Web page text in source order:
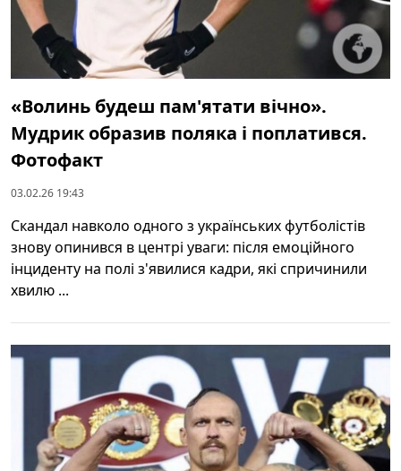
«Волинь будеш пам'ятати вічно».
Мудрик образив поляка і поплатився.
Фотофакт
03.02.26 19:43
Скандал навколо одного з українських футболістів
знову опинився в центрі уваги: після емоційного
інциденту на полі з'явилися кадри, які спричинили
хвилю ...